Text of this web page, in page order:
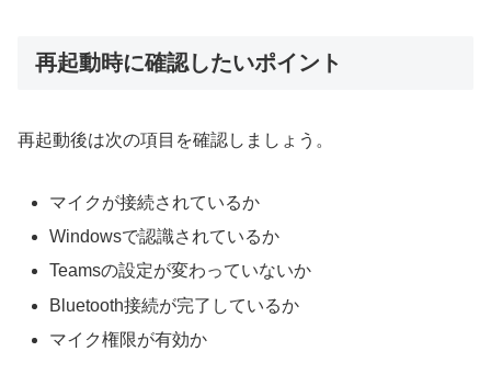
再起動時に確認したいポイント
再起動後は次の項目を確認しましょう。
マイクが接続されているか
Windowsで認識されているか
Teamsの設定が変わっていないか
Bluetooth接続が完了しているか
マイク権限が有効か